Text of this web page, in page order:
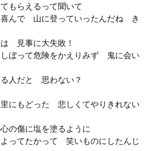
もらえるって聞いて
喜んで 山に登っていったんだね き
は 見事に大失敗！
ぼって危険をかえりみず 鬼に会い
人だと 思わない？
にもどった 悲しくてやりきれない
の傷に塩を塗るように
ってたかって 笑いものにしたんじ